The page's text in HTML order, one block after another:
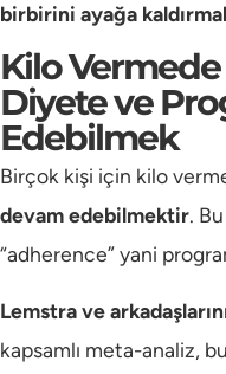
birbirini ayağa
Kilo
Diyete ve
Edebilmek
Birçok kişi için kilo
devam edebilmektir.
“adherence” yani
Lemstra ve
kapsamlı meta-analiz,